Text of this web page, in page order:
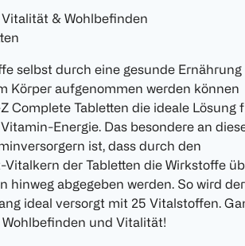
& Wohlbefinden
selbst durch eine gesunde Ernährung
Körper aufgenommen werden können
Complete Tabletten die ideale Lösung
Energie. Das besondere an
ist, dass durch den
Vitalkern der Tabletten die Wirkstoffe
hinweg abgegeben werden. So wird der
ideal versorgt mit 25 Vitalstoffen.
und Vitalität!